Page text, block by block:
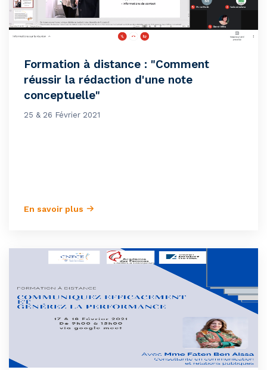
Formation à distance : "Comment
réussir la rédaction d'une note
conceptuelle"
25 & 26 Février 2021
En savoir plus